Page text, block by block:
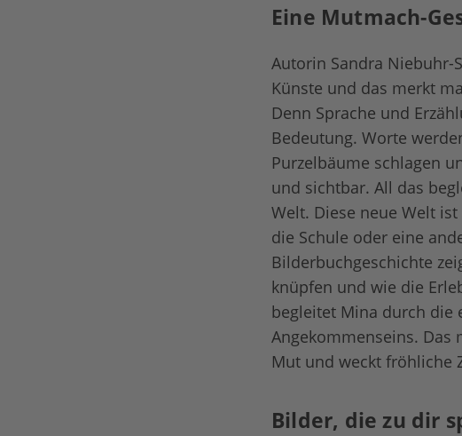
Eine Mutmach-
Autorin Sandra Niebuhr-
Künste und das merkt
Denn Sprache und
Bedeutung. Worte
Purzelbäume schlagen
und sichtbar. All das
Welt. Diese neue Welt
die Schule oder eine
Bilderbuchgeschichte
knüpfen und wie die
begleitet Mina durch die
Angekommenseins. Das
Mut und weckt fröhliche
Bilder, die zu dir